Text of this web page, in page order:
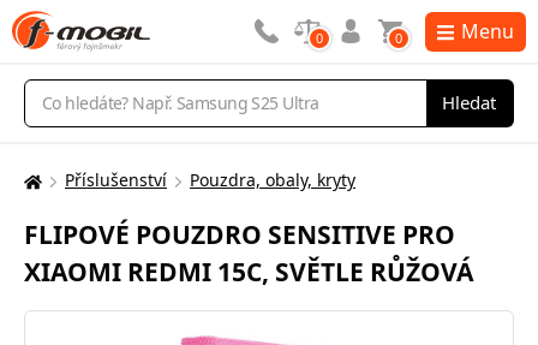
Vyhledávání
Hledat
0 0 Menu
Zde
nacházíte:
Příslušenství Pouzdra, obaly, kryty
FLIPOVÉ POUZDRO SENSITIVE PRO
XIAOMI REDMI 15C, SVĚTLE RŮŽOVÁ